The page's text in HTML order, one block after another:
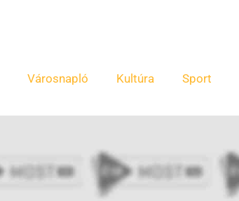
Városnapló Kultúra Sport